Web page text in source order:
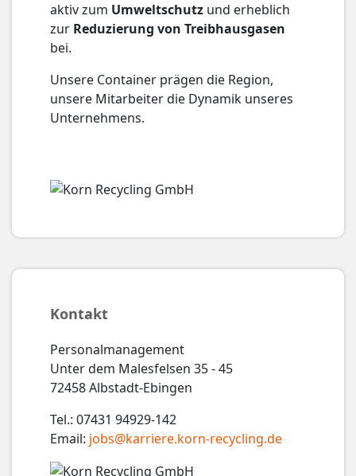
aktiv zum Umweltschutz und erheblich
zur Reduzierung von Treibhausgasen
bei.
Unsere Container prägen die Region,
unsere Mitarbeiter die Dynamik unseres
Unternehmens.
Kontakt
Personalmanagement
Unter dem Malesfelsen 35 - 45
72458 Albstadt-Ebingen
Tel.: 07431 94929-142
Email: jobs@karriere.korn-recycling.de